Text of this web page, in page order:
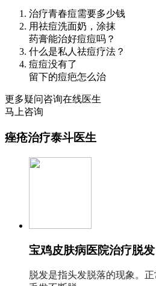
治疗青春痘需要多少钱
用祛痘洗面奶，涂抹
药膏能治好痘痘吗？
什么是私人祛痘疗法？
痘痘没有了
留下的痘疤怎么治
更多疑问咨询在线医生
马上咨询
痤疮治疗泰斗医生
宝鸡皮肤病医院治疗脱发
脱发是指头发脱落的现象。